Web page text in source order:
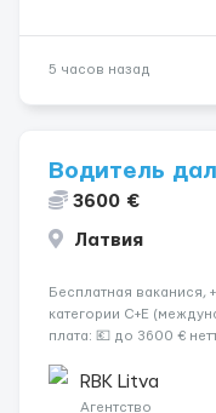
5 часов назад
Водитель
3600 €
Латвия
Бесплатная ваканися,
категории C+E
плата: 💶 до 3600 €
среднем 400–500 км в
RBK Litva
Агентство